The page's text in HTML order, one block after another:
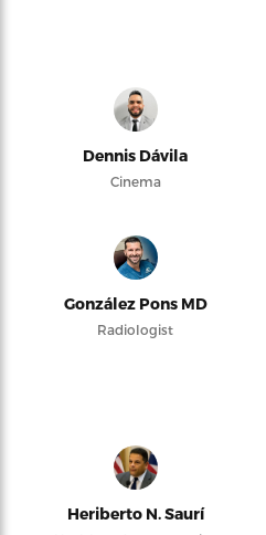
Dennis Dávila
Cinema
González Pons MD
Radiologist
Heriberto N. Saurí